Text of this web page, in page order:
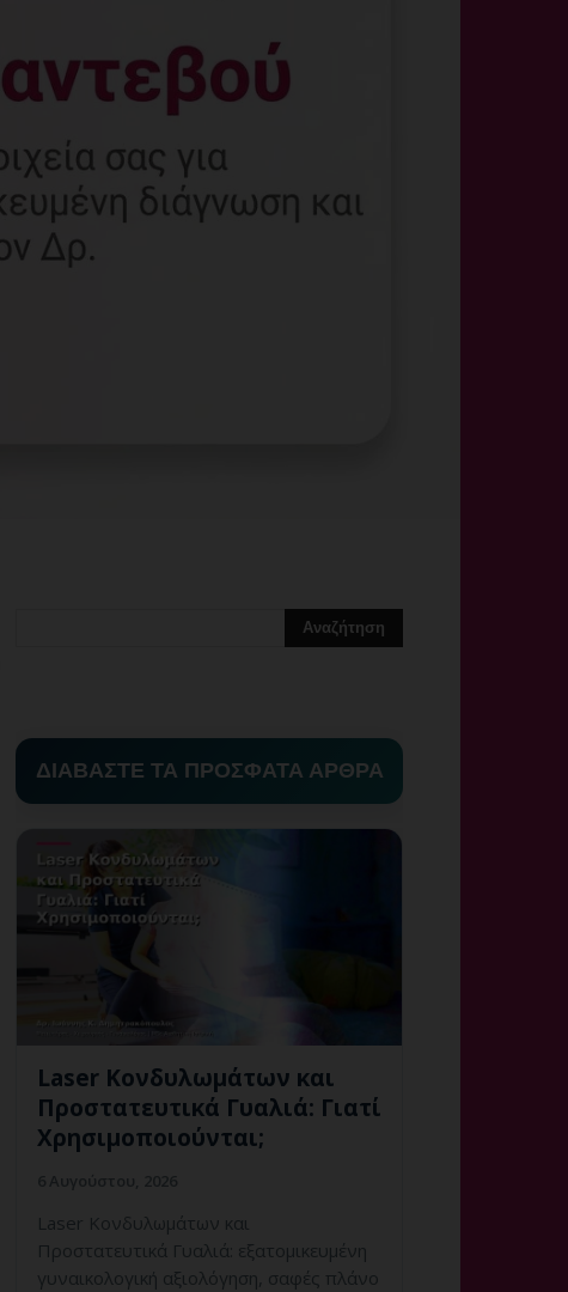
ΔΙΑΒΑΣΤΕ ΤΑ ΠΡΟΣΦΑΤΑ ΑΡΘΡΑ
Laser Κονδυλωμάτων και
Προστατευτικά Γυαλιά: Γιατί
Χρησιμοποιούνται;
Laser Κονδυλωμάτων και
Προστατευτικά Γυαλιά: εξατομικευμένη
γυναικολογική αξιολόγηση, σαφές πλάνο